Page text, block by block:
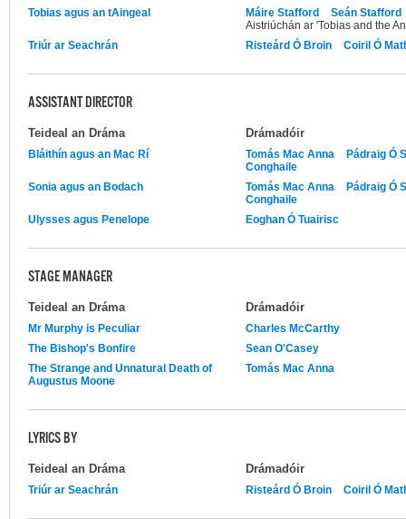
Tobias agus an tAingeal Máire Stafford
Seán Stafford
Aistriúchán ar 'Tobias and the
Triúr ar Seachrán
Risteárd Ó Broin Coiril Ó
ASSISTANT DIRECTOR
Teideal an Dráma Drámadóir
Bláithín agus an Mac Rí Tomás Mac Anna
Pádraig Ó
Conghaile
Sonia agus an Bodach
Tomás Mac Anna
Pádraig Ó
Conghaile
Ulysses agus Penelope
Eoghan Ó Tuairisc
STAGE MANAGER
Teideal an Dráma Drámadóir
Mr Murphy is Peculiar
Charles McCarthy
The Bishop's Bonfire
Sean O'Casey
The Strange and Unnatural Death of
Augustus Moone
Tomás Mac Anna
LYRICS BY
Teideal an Dráma Drámadóir
Triúr ar Seachrán Risteárd Ó Broin Coiril Ó